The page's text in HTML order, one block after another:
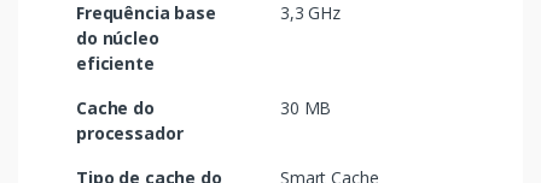
Frequência base
do núcleo
eficiente
3,3 GHz
Cache do
processador
30 MB
Tipo de cache do Smart Cache